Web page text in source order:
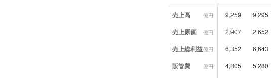
業績データ一覧
売上高 億円 9,259 9,295
売上原価 億円 2,907 2,652
売上総利益億円 6,352 6,643
販管費 億円 4,805 5,280